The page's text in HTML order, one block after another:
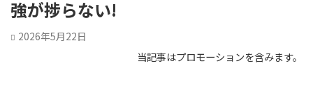
強が捗らない!
2026年5月22日
当記事はプロモーションを含みます。